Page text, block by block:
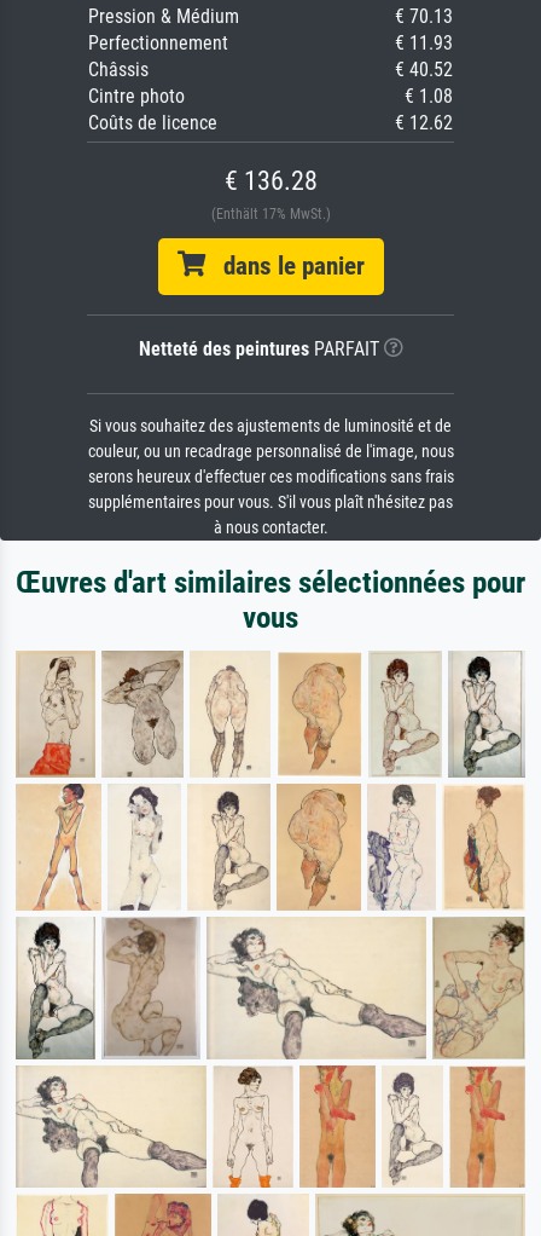
Pression & Médium
€ 70.13
Perfectionnement
€ 11.93
Châssis
€ 40.52
Cintre photo
€ 1.08
Coûts de licence
€ 12.62
€ 136.28
(Enthält 17% MwSt.)
dans le panier
Netteté des peinturesPARFAIT
Si vous souhaitez des ajustements de luminosité et de
couleur, ou un recadrage personnalisé de l'image, nous
serons heureux d'effectuer ces modifications sans frais
supplémentaires pour vous. S'il vous plaît n'hésitez pas
à nous contacter.
Œuvres d'art similaires sélectionnées pour
vous